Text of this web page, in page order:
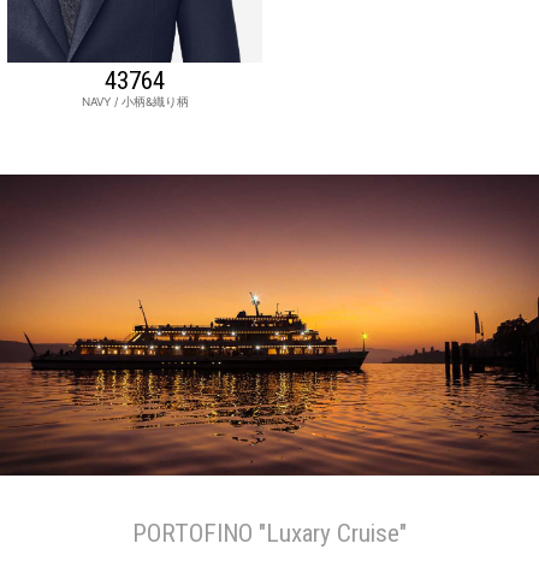
43764
NAVY / 小柄&織り柄
PORTOFINO "Luxary Cruise"